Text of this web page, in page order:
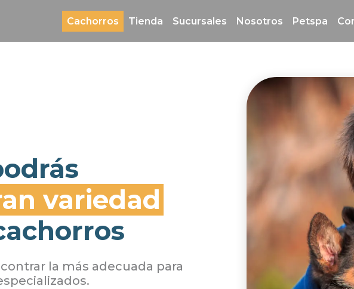
Cachorros Tienda Sucursales Nosotros Petspa
variedad
la más adecuada para